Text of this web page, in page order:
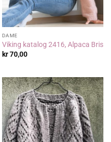
DAME
Viking katalog 2416, Alpaca Bris
kr70,00